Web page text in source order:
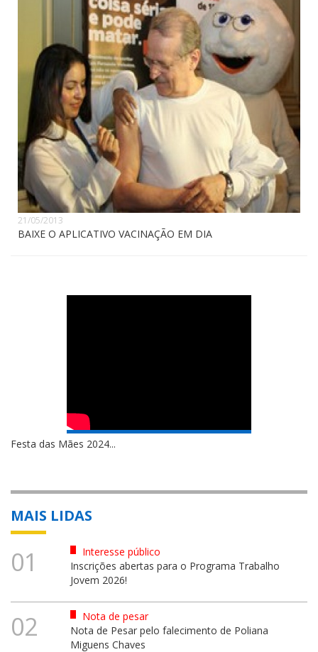
21/05/2013
BAIXE O APLICATIVO VACINAÇÃO EM DIA
Festa das Mães 2024...
MAIS LIDAS
01
Interesse público
Inscrições abertas para o Programa Trabalho
Jovem 2026!
02
Nota de pesar
Nota de Pesar pelo falecimento de Poliana
Miguens Chaves